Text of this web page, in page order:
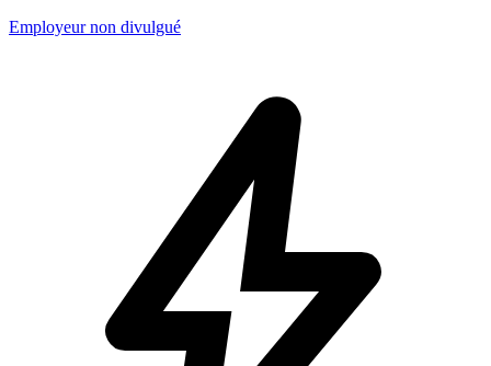
Employeur non divulgué